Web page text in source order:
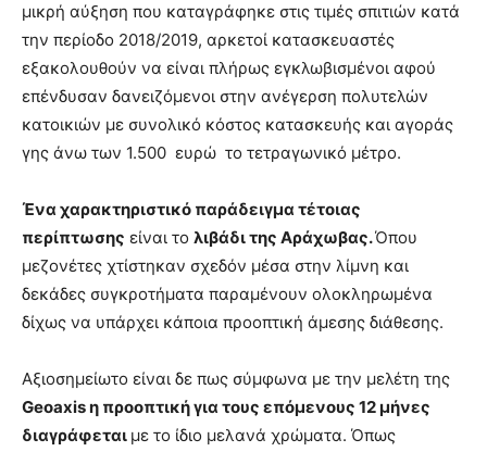
μικρή αύξηση που καταγράφηκε στις τιμές σπιτιών κατά
την περίοδο 2018/2019, αρκετοί κατασκευαστές
εξακολουθούν να είναι πλήρως εγκλωβισμένοι αφού
επένδυσαν δανειζόμενοι στην ανέγερση πολυτελών
κατοικιών με συνολικό κόστος κατασκευής και αγοράς
γης άνω των 1.500 ευρώ το τετραγωνικό μέτρο.
Ένα χαρακτηριστικό παράδειγμα τέτοιας
περίπτωσης είναι το λιβάδι της Αράχωβας.Όπου
μεζονέτες χτίστηκαν σχεδόν μέσα στην λίμνη και
δεκάδες συγκροτήματα παραμένουν ολοκληρωμένα
δίχως να υπάρχει κάποια προοπτική άμεσης διάθεσης.
Αξιοσημείωτο είναι δε πως σύμφωνα με την μελέτη της
Geoaxis η προοπτική για τους επόμενους 12 μήνες
διαγράφεται με το ίδιο μελανά χρώματα. Όπως